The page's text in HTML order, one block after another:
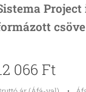
066 Ft